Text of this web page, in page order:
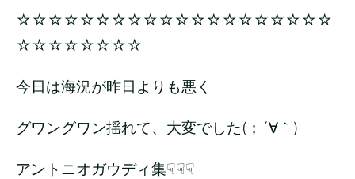
☆☆☆☆☆☆☆☆☆☆☆☆☆☆☆☆☆☆☆☆
☆☆☆☆☆☆☆☆
今日は海況が昨日よりも悪く
グワングワン揺れて、大変でした(；´∀｀)
アントニオガウディ集☟☟☟